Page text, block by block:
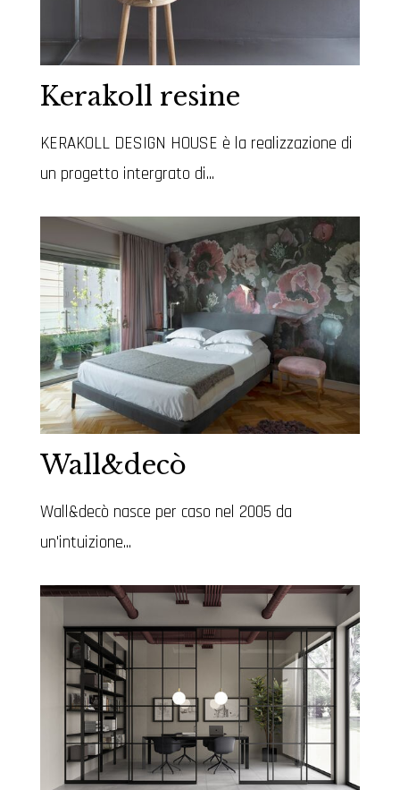
Kerakoll resine
KERAKOLL DESIGN HOUSE è la realizzazione di
un progetto intergrato di...
Wall&decò
Wall&decò nasce per caso nel 2005 da
un'intuizione...